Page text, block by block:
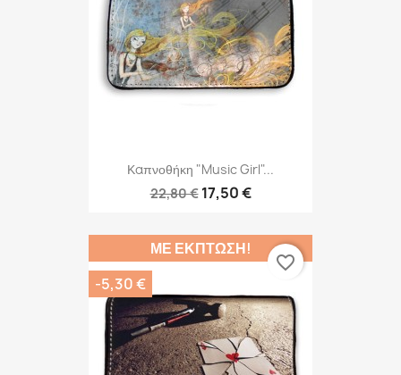
Καπνοθήκη "Music Girl"...
22,80 € 17,50 €
ΜΕ ΈΚΠΤΩΣΗ!
-5,30 €
favorite_border